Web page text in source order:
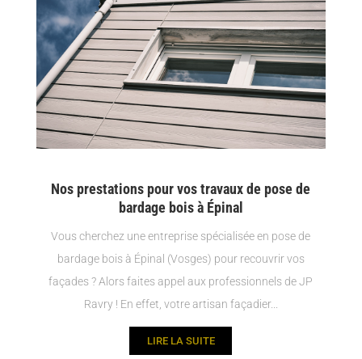
Nos prestations pour vos travaux de pose de
bardage bois à Épinal
Vous cherchez une entreprise spécialisée en pose de
bardage bois à Épinal (Vosges) pour recouvrir vos
façades ? Alors faites appel aux professionnels de JP
Ravry ! En effet, votre artisan façadier...
LIRE LA SUITE